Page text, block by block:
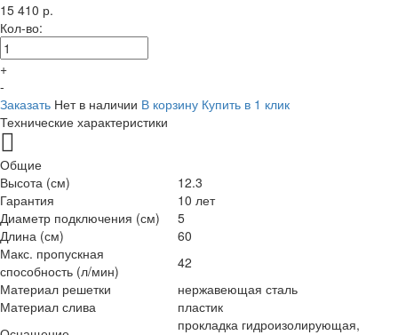
15 410 р.
Кол-во:
+
-
Заказать Нет в наличии В корзину Купить в 1 клик
Технические характеристики
Общие
Высота (см)
12.3
Гарантия
10 лет
Диаметр подключения (см)
5
Длина (см)
60
Макс. пропускная
способность (л/мин)
42
Материал решетки
нержавеющая сталь
Материал слива
пластик
прокладка гидроизолирующая,